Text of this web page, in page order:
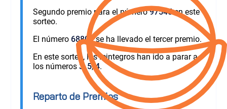
Segundo premio para el número97545en este
sorteo.
El número 68800se ha llevado el tercer premio.
En este sorteo, los reintegros han ido a parar a
los números 3 ,5, 4.
Reparto de Premios